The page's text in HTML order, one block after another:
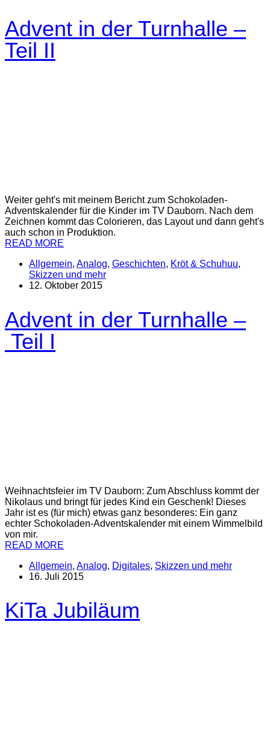
Advent in der Turnhalle –
Teil II
Weiter geht's mit meinem Bericht zum Schokoladen-
Adventskalender für die Kinder im TV Dauborn. Nach dem
Zeichnen kommt das Colorieren, das Layout und dann geht's
auch schon in Produktion.
READ MORE
Allgemein, Analog, Geschichten, Kröt & Schuhuu,
Skizzen und mehr
12. Oktober 2015
Advent in der Turnhalle –
Teil I
Weihnachtsfeier im TV Dauborn: Zum Abschluss kommt der
Nikolaus und bringt für jedes Kind ein Geschenk! Dieses
Jahr ist es (für mich) etwas ganz besonderes: Ein ganz
echter Schokoladen-Adventskalender mit einem Wimmelbild
von mir.
READ MORE
Allgemein, Analog, Digitales, Skizzen und mehr
16. Juli 2015
KiTa Jubiläum